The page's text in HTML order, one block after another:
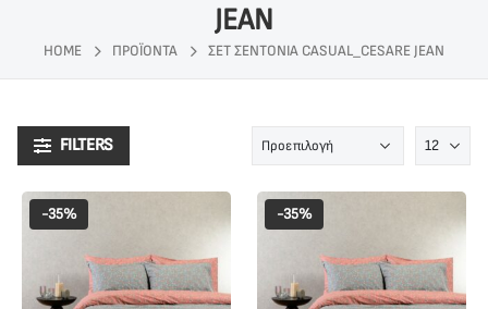
JEAN
HOME ΠΡΟΪΌΝΤΑ ΣΕΤ ΣΕΝΤΟΝΙΑ CASUAL_CESARE JEAN
FILTERS
-35% -35%